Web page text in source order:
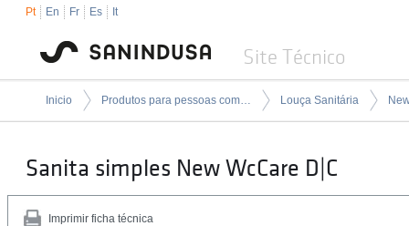
Pt En Fr Es It
Site Técnico
Inicio Produtos para pessoas com mobilidade condicionada Louça Sanitária
Sanita simples New WcCare D|C
Imprimir ficha técnica